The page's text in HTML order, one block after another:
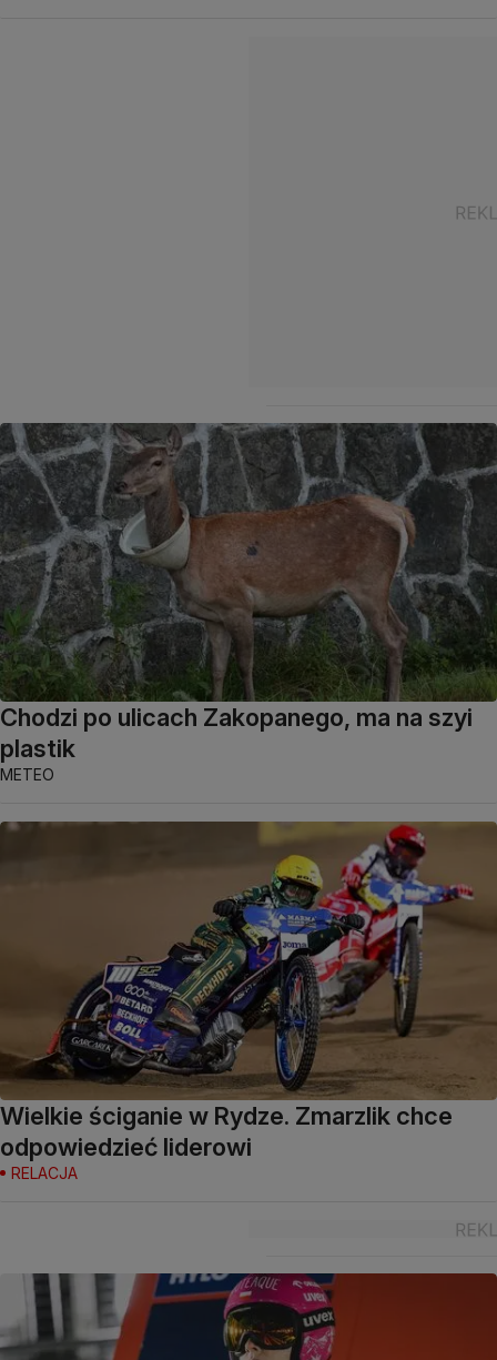
Chodzi po ulicach Zakopanego, ma na szyi
plastik
METEO
Wielkie ściganie w Rydze. Zmarzlik chce
odpowiedzieć liderowi
RELACJA